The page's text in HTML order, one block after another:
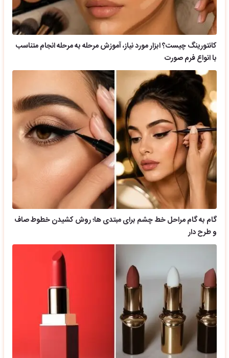
کانتورینگ چیست؟ ابزار مورد نیاز، آموزش مرحله به مرحله انجام متناسب
با انواع فرم صورت
گام به گام مراحل خط چشم برای مبتدی ها؛ روش کشیدن خطوط صاف
و طرح دار